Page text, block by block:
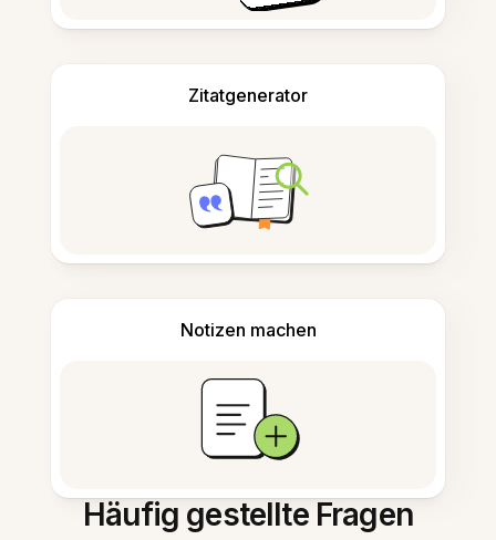
Zitatgenerator
Notizen machen
Häufig gestellte Fragen